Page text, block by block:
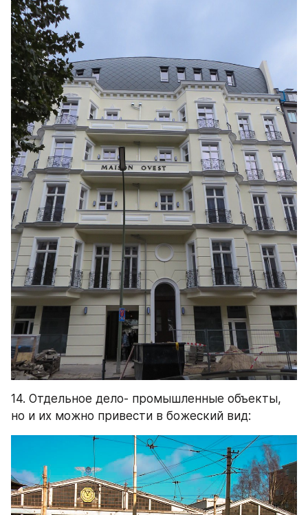
14. Отдельное дело- промышленные объекты,
но и их можно привести в божеский вид: